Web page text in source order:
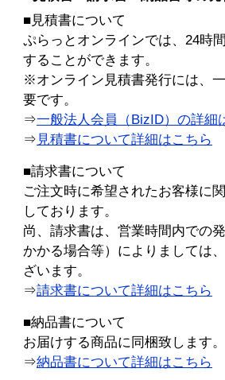
■見積書について
ぷらっとオンラインでは、24時
することができます。
※オンライン見積書発行には、
要です。
⇒一般法人会員（BizID）の詳細
⇒ 見積書について詳細はこちら
■請求書について
ご注文時に希望されたお客様に
しております。
尚、請求書は、営業時間内での
かかる場合等）によりましては
ざいます。
⇒請求書について詳細はこちら
■納品書について
お届けする商品に同梱致します。
⇒納品書について詳細はこちら